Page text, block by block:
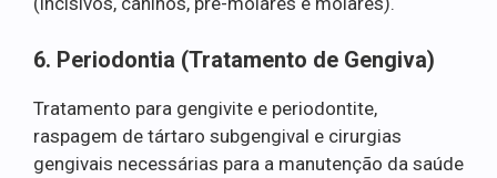
6. Periodontia (Tratamento de Gengiva)
Tratamento para gengivite e periodontite,
raspagem de tártaro subgengival e cirurgias
gengivais necessárias para a manutenção da saúde